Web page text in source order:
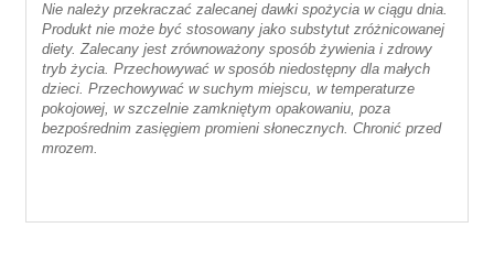
Nie należy przekraczać zalecanej dawki spożycia w ciągu dnia.
Produkt nie może być stosowany jako substytut zróżnicowanej
diety. Zalecany jest zrównoważony sposób żywienia i zdrowy
tryb życia. Przechowywać w sposób niedostępny dla małych
dzieci. Przechowywać w suchym miejscu, w temperaturze
pokojowej, w szczelnie zamkniętym opakowaniu, poza
bezpośrednim zasięgiem promieni słonecznych. Chronić przed
mrozem.